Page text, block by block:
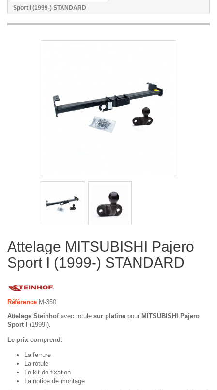
Sport I (1999-) STANDARD
Attelage MITSUBISHI Pajero
Sport I (1999-) STANDARD
Référence M-350
Attelage Steinhofavec rotule sur platine pour MITSUBISHI Pajero
Sport I
(1999-).
Le prix comprend:
La ferrure
La rotule
Le kit de fixation
La notice de montage